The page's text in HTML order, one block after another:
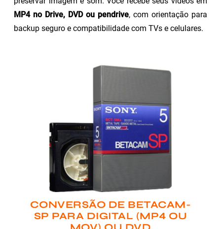
MP4 no Drive, DVD ou pendrive, com orientação para
backup seguro e compatibilidade com TVs e celulares.
CONVERSÃO DE BETACAM-
SP PARA DIGITAL (MP4 OU